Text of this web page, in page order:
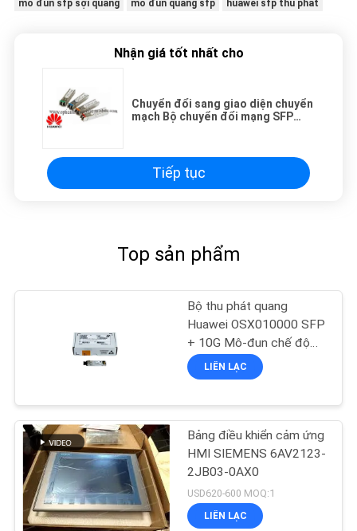
mô đun sfp sợi quang mô đun quang sfp huawei sfp thu phát
Nhận giá tốt nhất cho
Chuyển đổi sang giao diện chuyển
mạch Bộ chuyển đổi mạng SFP
Tiếp tục
Top sản phẩm
Bộ thu phát quang
Huawei OSX010000 SFP
+ 10G Mô-đun chế độ
đơn 1310nm 10km LC
LIÊN LẠC
Bảng điều khiển cảm ứng
HMI SIEMENS 6AV2123-
2JB03-0AX0
USD620-600 MOQ:1
LIÊN LẠC